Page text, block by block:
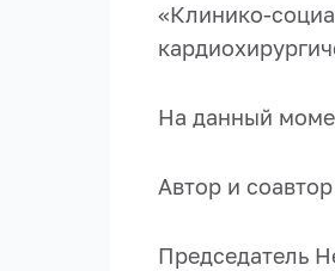
«Клинико-
На данный
Автор и
Председатель